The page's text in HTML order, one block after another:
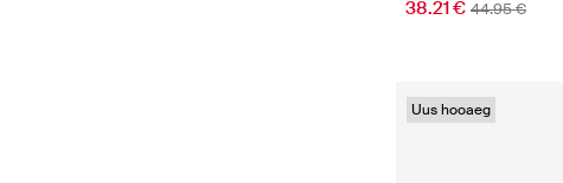
38.21 € 44.95 €
Uus hooaeg